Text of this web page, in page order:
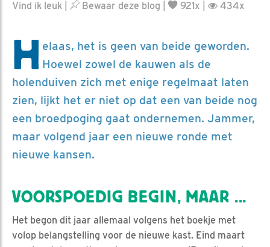
Vind ik leuk
Bewaar deze blog 921x | 434x
H elaas, het is geen van beide geworden.
Hoewel zowel de kauwen als de
holenduiven zich met enige regelmaat laten
zien, lijkt het er niet op dat een van beide nog
een broedpoging gaat ondernemen. Jammer,
maar volgend jaar een nieuwe ronde met
nieuwe kansen.
VOORSPOEDIG BEGIN, MAAR ...
Het begon dit jaar allemaal volgens het boekje met
volop belangstelling voor de nieuwe kast. Eind maart